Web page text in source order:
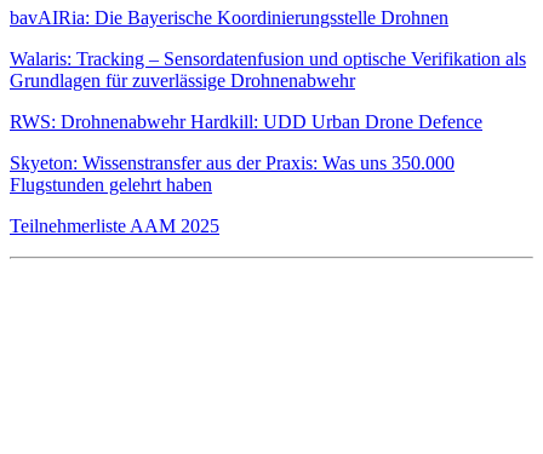
bavAIRia: Die Bayerische Koordinierungsstelle Drohnen
Walaris: Tracking – Sensordatenfusion und optische Verifikation als
Grundlagen für zuverlässige Drohnenabwehr
RWS: Drohnenabwehr Hardkill: UDD Urban Drone Defence
Skyeton: Wissenstransfer aus der Praxis: Was uns 350.000
Flugstunden gelehrt haben
Teilnehmerliste AAM 2025